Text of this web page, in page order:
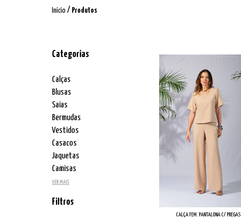
Início / Produtos
Categorias
Calças
Blusas
Saias
Bermudas
Vestidos
Casacos
Jaquetas
Camisas
VER MAIS
Filtros
CALÇA FEM. PANTALONA C/ PREGAS